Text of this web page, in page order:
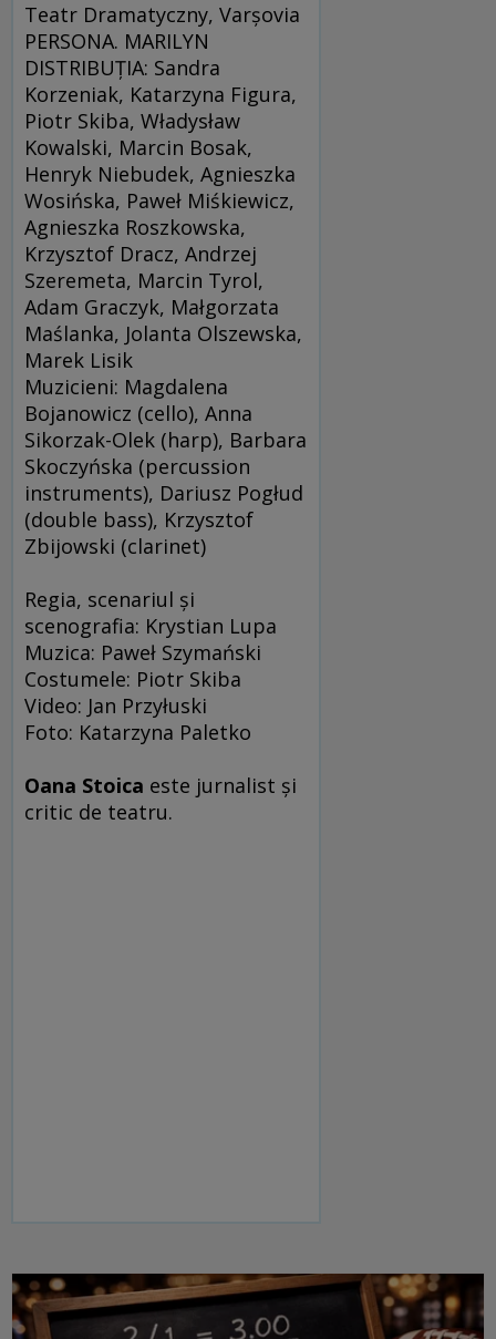
Teatr Dramatyczny, Varşovia
PERSONA. MARILYN
DISTRIBUŢIA: Sandra
Korzeniak, Katarzyna Figura,
Piotr Skiba, Władysław
Kowalski, Marcin Bosak,
Henryk Niebudek, Agnieszka
Wosińska, Paweł Miśkiewicz,
Agnieszka Roszkowska,
Krzysztof Dracz, Andrzej
Szeremeta, Marcin Tyrol,
Adam Graczyk, Małgorzata
Maślanka, Jolanta Olszewska,
Marek Lisik
Muzicieni: Magdalena
Bojanowicz (cello), Anna
Sikorzak-Olek (harp), Barbara
Skoczyńska (percussion
instruments), Dariusz Pogłud
(double bass), Krzysztof
Zbijowski (clarinet)
Regia, scenariul şi
scenografia: Krystian Lupa
Muzica: Paweł Szymański
Costumele: Piotr Skiba
Video: Jan Przyłuski
Foto: Katarzyna Paletko
Oana Stoica este jurnalist şi
critic de teatru.